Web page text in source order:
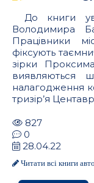
До книги
Володимира
Працівники
фіксують
зірки
виявляються
налагодження
тризір’я
827
0
28.04.22
Читати всі книги